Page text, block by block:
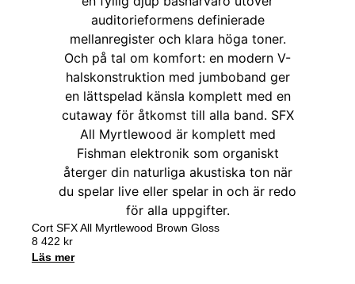
Cort SFX All Myrtlewood Brown Gloss
8 422 kr
Läs mer